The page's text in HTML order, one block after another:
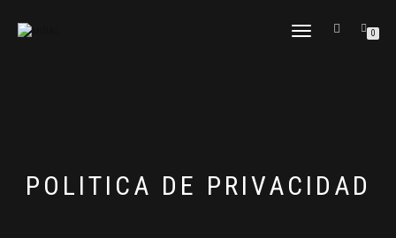
CAMBIAR
0
POLITICA DE PRIVACIDAD